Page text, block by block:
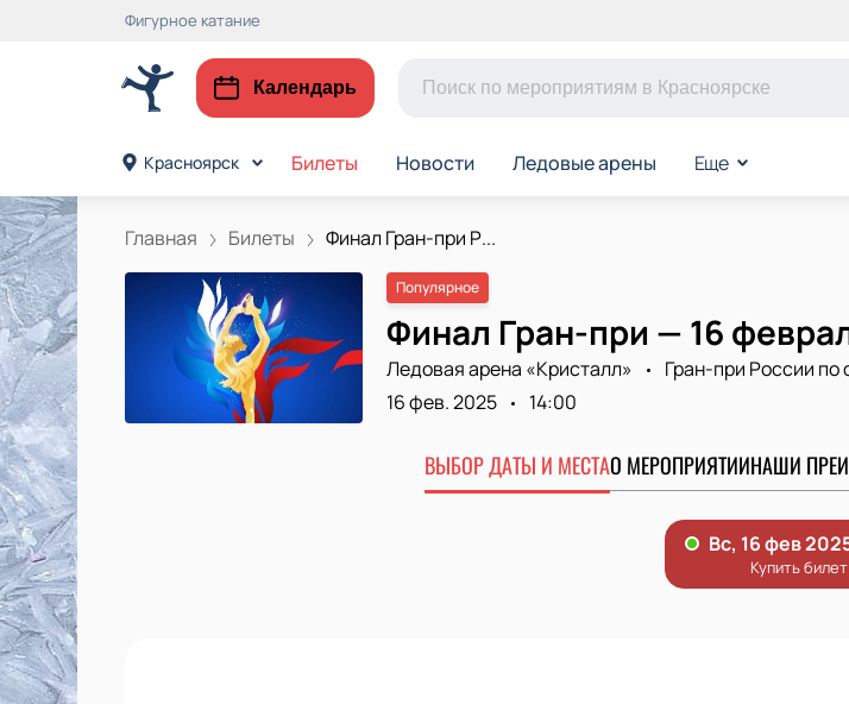
Фигурное катание
Календарь
Красноярск Билеты Новости Ледовые арены Еще
Главная Билеты Финал Гран-при Р...
Популярное
Финал Гран-при — 16
Ледовая арена «Кристалл» Гран-при России
16 фев. 2025
14:00
ВЫБОР ДАТЫ И МЕСТАО МЕРОПРИЯТИИНАШИ